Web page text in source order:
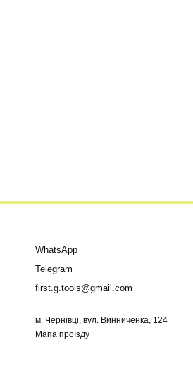
WhatsApp
Telegram
first.g.tools@gmail.com
м. Чернівці, вул. Винниченка, 124
Мапа проїзду